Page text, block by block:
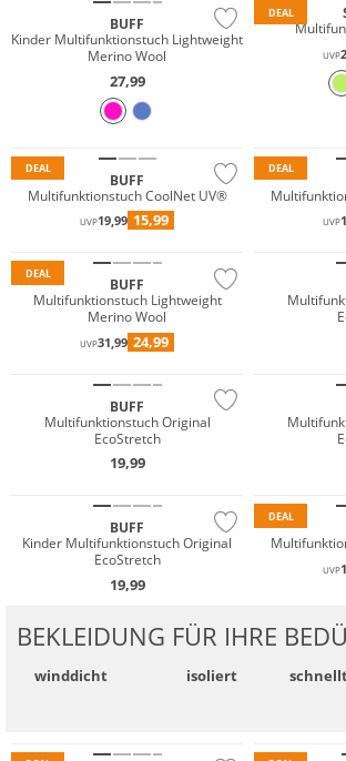
BUFF
Kinder Multifunktionstuch Lightweight
Merino Wool
27,99
DEAL
UVP
DEAL
BUFF
Multifunktionstuch CoolNet UV®
UVP19,99 15,99
DEAL
UVP
DEAL
Merino
BUFF
Multifunktionstuch Lightweight
Merino Wool
UVP31,99 24,99
NEU
BUFF
Multifunktionstuch Original
EcoStretch
19,99
BUFF
Kinder Multifunktionstuch Original
EcoStretch
19,99
DEAL
UVP
BEKLEIDUNG FÜR IHRE
winddicht isoliert